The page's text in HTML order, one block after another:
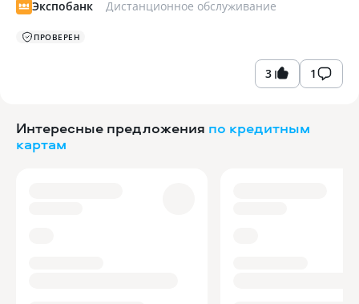
Экспобанк Дистанционное обслуживание
ПРОВЕРЕН
3 1
Интересные предложения по кредитным
картам